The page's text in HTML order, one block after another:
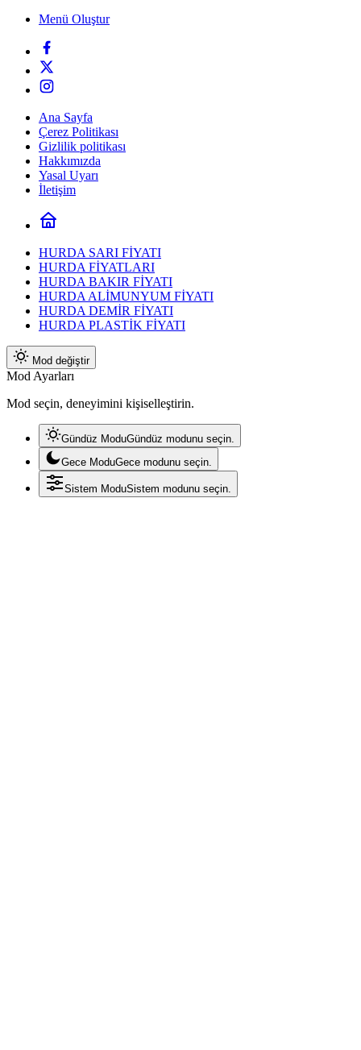
Menü Oluştur
Ana Sayfa
Çerez Politikası
Gizlilik politikası
Hakkımızda
Yasal Uyarı
İletişim
HURDA SARI FİYATI
HURDA FİYATLARI
HURDA BAKIR FİYATI
HURDA ALİMUNYUM FİYATI
HURDA DEMİR FİYATI
HURDA PLASTİK FİYATI
Mod değiştir
Mod Ayarları
Mod seçin, deneyimini kişiselleştirin.
Gündüz ModuGündüz modunu seçin.
Gece ModuGece modunu seçin.
Sistem ModuSistem modunu seçin.